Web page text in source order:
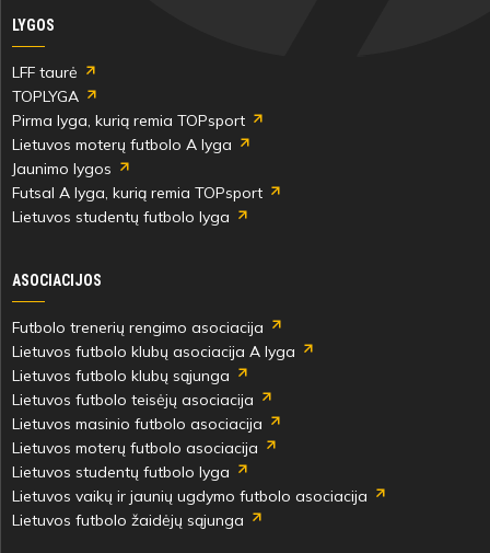
LYGOS
LFF taurė
TOPLYGA
Pirma lyga, kurią remia TOPsport
Lietuvos moterų futbolo A lyga
Jaunimo lygos
Futsal A lyga, kurią remia TOPsport
Lietuvos studentų futbolo lyga
ASOCIACIJOS
Futbolo trenerių rengimo asociacija
Lietuvos futbolo klubų asociacija A lyga
Lietuvos futbolo klubų sąjunga
Lietuvos futbolo teisėjų asociacija
Lietuvos masinio futbolo asociacija
Lietuvos moterų futbolo asociacija
Lietuvos studentų futbolo lyga
Lietuvos vaikų ir jaunių ugdymo futbolo asociacija
Lietuvos futbolo žaidėjų sąjunga